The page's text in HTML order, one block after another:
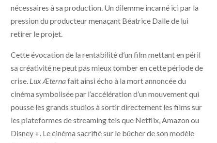
nécessaires à sa production. Un dilemme incarné ici par la
pression du producteur menaçant Béatrice Dalle de lui
retirer le projet.
Cette évocation de la rentabilité d’un film mettant en péril
sa créativité ne peut pas mieux tomber en cette période de
crise. Lux Æternafait ainsi écho à la mort annoncée du
cinéma symbolisée par l’accélération d’un mouvement qui
pousse les grands studios à sortir directement les films sur
les plateformes de streaming tels que Netflix, Amazon ou
Disney +. Le cinéma sacrifié sur le bûcher de son modèle